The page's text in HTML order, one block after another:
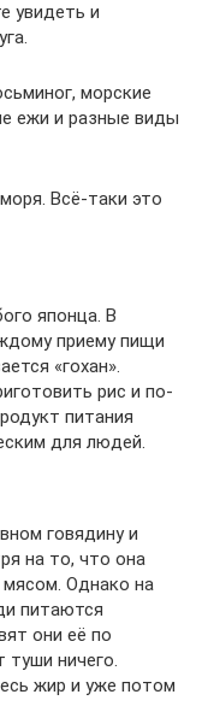
увидеть и
морские
ежи и разные виды
Всё-таки это
японца. В
приему пищи
«гохан».
рис и по-
питания
для людей.
говядину и
на то, что она
Однако на
питаются
они её по
ничего.
жир и уже потом